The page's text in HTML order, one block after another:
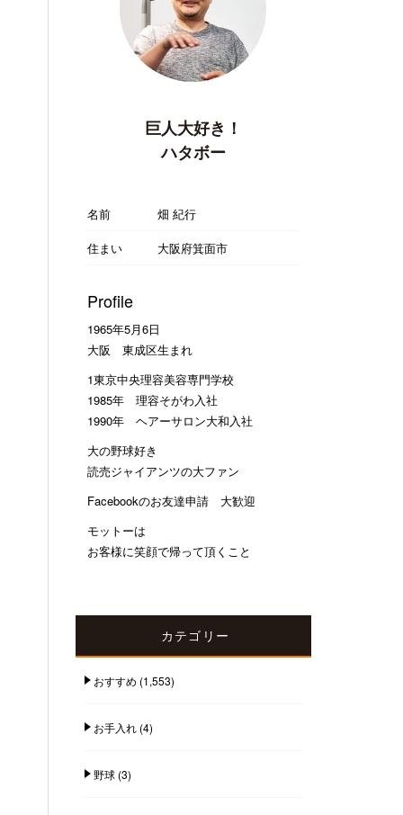
巨人大好き！
ハタボー
名前
畑 紀行
住まい
大阪府箕面市
Profile
1965年5月6日
大阪 東成区生まれ
1東京中央理容美容専門学校
1985年 理容そがわ入社
1990年 ヘアーサロン大和入社
大の野球好き
読売ジャイアンツの大ファン
Facebookのお友達申請 大歓迎
モットーは
お客様に笑顔で帰って頂くこと
カテゴリー
おすすめ (1,553)
お手入れ(4)
野球(3)